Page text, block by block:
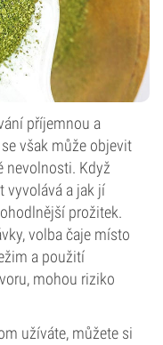
příjemnou a
však může objevit
nevolnosti. Když
vyvolává a jak jí
prožitek.
volba čaje místo
a použití
mohou riziko
užíváte, můžete si